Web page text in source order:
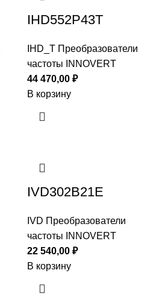
IHD552P43T
IHD_T Преобразователи
частоты INNOVERT
44 470,00 ₽
В корзину
IVD302B21E
IVD Преобразователи
частоты INNOVERT
22 540,00 ₽
В корзину